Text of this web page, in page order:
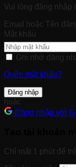
Vui lòng đăng nhập
Email hoặc Tên
Mật khẩu
Ghi nhớ đăng
Quên mật khẩu?
Đăng nhập
hoặc
Đăng nhập với
Chỉ mất 1 phút để